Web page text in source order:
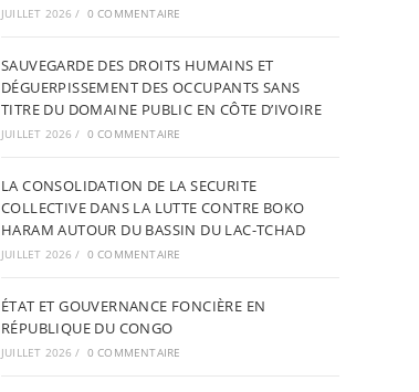
JUILLET 2026 / 0 COMMENTAIRE
SAUVEGARDE DES DROITS HUMAINS ET
DÉGUERPISSEMENT DES OCCUPANTS SANS
TITRE DU DOMAINE PUBLIC EN CÔTE D’IVOIRE
JUILLET 2026 / 0 COMMENTAIRE
LA CONSOLIDATION DE LA SECURITE
COLLECTIVE DANS LA LUTTE CONTRE BOKO
HARAM AUTOUR DU BASSIN DU LAC-TCHAD
JUILLET 2026 / 0 COMMENTAIRE
ÉTAT ET GOUVERNANCE FONCIÈRE EN
RÉPUBLIQUE DU CONGO
JUILLET 2026 / 0 COMMENTAIRE